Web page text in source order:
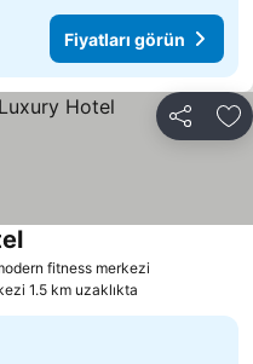
Fiyatları görün
Paylaş
fitness merkezi
Fiyatları görün
1.5 km uzaklıkta